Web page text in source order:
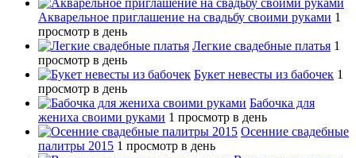
Акварельное приглашение на свадьбу своими руками 1
просмотр в день
Легкие свадебные платья 1
просмотр в день
Букет невесты из бабочек 1
просмотр в день
Бабочка для
жениха своими руками 1 просмотр в день
Осенние свадебные
палитры 2015 1 просмотр в день